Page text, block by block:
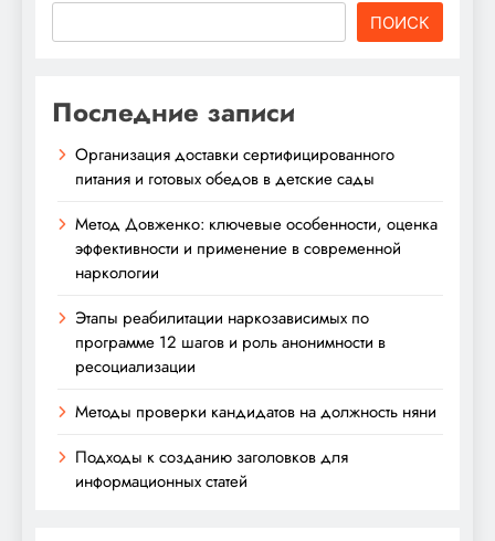
ПОИСК
Последние записи
Организация доставки сертифицированного
питания и готовых обедов в детские сады
Метод Довженко: ключевые особенности, оценка
эффективности и применение в современной
наркологии
Этапы реабилитации наркозависимых по
программе 12 шагов и роль анонимности в
ресоциализации
Методы проверки кандидатов на должность няни
Подходы к созданию заголовков для
информационных статей